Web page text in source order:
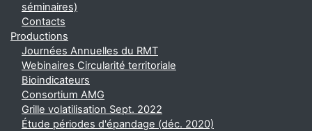
séminaires)
Contacts
Productions
Journées Annuelles du RMT
Webinaires Circularité territoriale
Bioindicateurs
Consortium AMG
Grille volatilisation Sept. 2022
Étude périodes d'épandage (déc. 2020)